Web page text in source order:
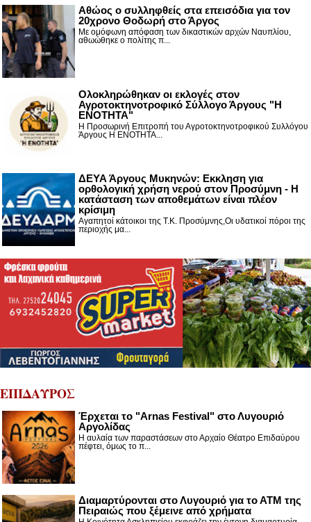
Αθώος ο συλληφθείς στα επεισόδια για τον
20χρονο Θοδωρή στο Άργος
Με ομόφωνη απόφαση των δικαστικών αρχών Ναυπλίου,
αθωώθηκε ο πολίτης π...
Ολοκληρώθηκαν οι εκλογές στον
Αγροτοκτηνοτροφικό Σύλλογο Άργους "Η
ΕΝΟΤΗΤΑ"
Η Προσωρινή Επιτροπή του Αγροτοκτηνοτροφικού Συλλόγου
Άργους Η ΕΝΟΤΗΤΑ...
ΔΕΥΑ Άργους Μυκηνών: Εκκληση για
ορθολογική χρήση νερού στον Προσύμνη - Η
κατάσταση των αποθεμάτων είναι πλέον
κρίσιμη
Αγαπητοί κάτοικοι της Τ.Κ. Προσύμνης,Οι υδατικοί πόροι της
περιοχής μα...
ΕΠΙΔΑΥΡΟΣ
Έρχεται το "Arnas Festival" στο Λυγουριό
Αργολίδας
Η αυλαία των παραστάσεων στο Αρχαίο Θέατρο Επιδαύρου
πέφτει, όμως το π...
Διαμαρτύρονται στο Λυγουριό για το ΑΤΜ της
Πειραιώς που ξέμεινε από χρήματα